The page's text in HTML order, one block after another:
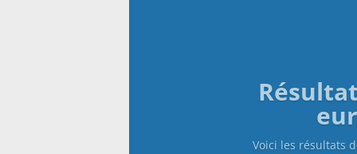
Voici les résultats